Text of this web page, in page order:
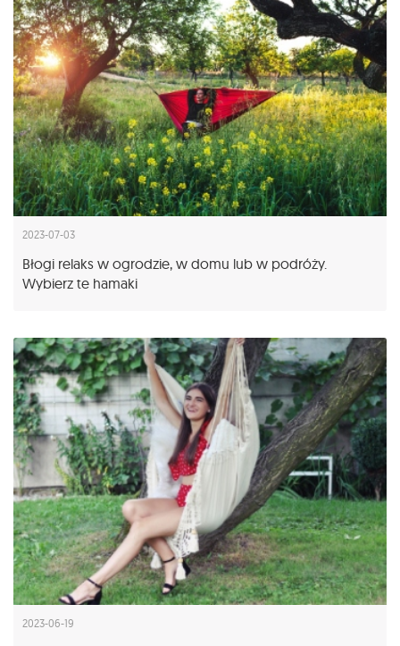
2023-07-03
Błogi relaks w ogrodzie, w domu lub w podróży.
Wybierz te hamaki
2023-06-19